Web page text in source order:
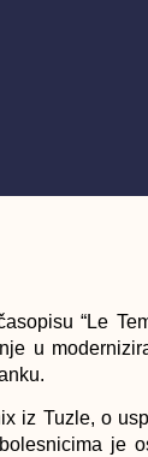
“Le
u
iz Tuzle, o
je